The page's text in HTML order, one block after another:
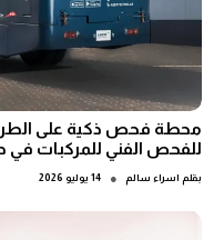
محطة فحص ذكية على
للفحص الفني للمركبات في
بقلم اسراء سالم ● 14 يوليو 2026